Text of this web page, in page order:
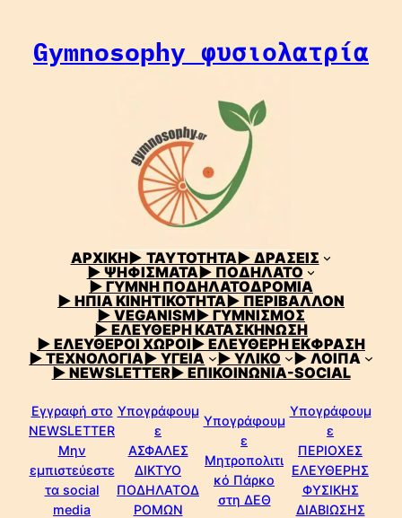
περιεχόμενο
Gymnosophy φυσιολατρία
ΑΡΧΙΚΗ▶ ΤΑΥΤΟΤΗΤΑ▶ ΔΡΑΣΕΙΣ
▶ ΨΗΦΙΣΜΑΤΑ▶ ΠΟΔΗΛΑΤΟ
▶ ΓΥΜΝΗ ΠΟΔΗΛΑΤΟΔΡΟΜΙΑ
▶ ΗΠΙΑ ΚΙΝΗΤΙΚΟΤΗΤΑ▶ ΠΕΡΙΒΑΛΛΟΝ
▶ VEGANISM▶ ΓΥΜΝΙΣΜΟΣ
▶ ΕΛΕΥΘΕΡΗ ΚΑΤΑΣΚΗΝΩΣΗ
▶ ΕΛΕΥΘΕΡΟΙ ΧΩΡΟΙ▶ ΕΛΕΥΘΕΡΗ ΕΚΦΡΑΣΗ
▶ ΤΕΧΝΟΛΟΓΙΑ▶ ΥΓΕΙΑ ▶ ΥΛΙΚΟ
▶ ΛΟΙΠΑ
▶ NEWSLETTER▶ ΕΠΙΚΟΙΝΩΝΙΑ-SOCIAL
Εγγραφή στο
NEWSLETTER
Μην
εμπιστεύεστε
τα social
media
Υπογράφουμ
ε
ΑΣΦΑΛΕΣ
ΔΙΚΤΥΟ
ΠΟΔΗΛΑΤΟΔ
ΡΟΜΩΝ
Υπογράφουμ
ε
Μητροπολιτι
κό Πάρκο
στη ΔΕΘ
Υπογράφουμ
ε
ΠΕΡΙΟΧΕΣ
ΕΛΕΥΘΕΡΗΣ
ΦΥΣΙΚΗΣ
ΔΙΑΒΙΩΣΗΣ